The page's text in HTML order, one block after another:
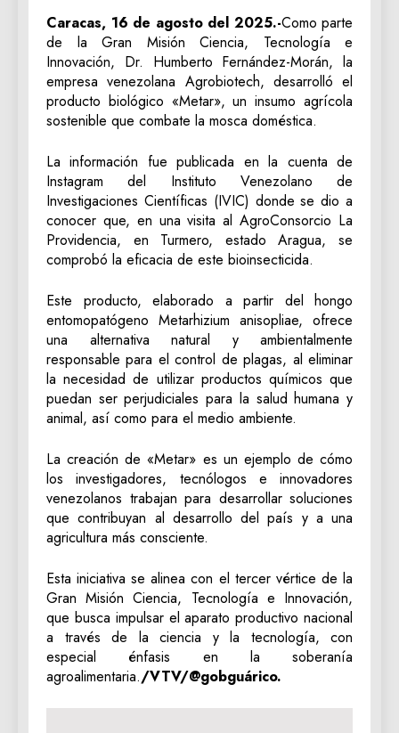
Caracas, 16 de agosto del 2025.-Como parte
de la Gran Misión Ciencia, Tecnología e
Innovación, Dr. Humberto Fernández-Morán, la
empresa venezolana Agrobiotech, desarrolló el
producto biológico «Metar», un insumo agrícola
sostenible que combate la mosca doméstica.
La información fue publicada en la cuenta de
Instagram del Instituto Venezolano de
Investigaciones Científicas (IVIC) donde se dio a
conocer que, en una visita al AgroConsorcio La
Providencia, en Turmero, estado Aragua, se
comprobó la eficacia de este bioinsecticida.
Este producto, elaborado a partir del hongo
entomopatógeno Metarhizium anisopliae, ofrece
una alternativa natural y ambientalmente
responsable para el control de plagas, al eliminar
la necesidad de utilizar productos químicos que
puedan ser perjudiciales para la salud humana y
animal, así como para el medio ambiente.
La creación de «Metar» es un ejemplo de cómo
los investigadores, tecnólogos e innovadores
venezolanos trabajan para desarrollar soluciones
que contribuyan al desarrollo del país y a una
agricultura más consciente.
Esta iniciativa se alinea con el tercer vértice de la
Gran Misión Ciencia, Tecnología e Innovación,
que busca impulsar el aparato productivo nacional
a través de la ciencia y la tecnología, con
especial énfasis en la soberanía
agroalimentaria./VTV/@gobguárico.